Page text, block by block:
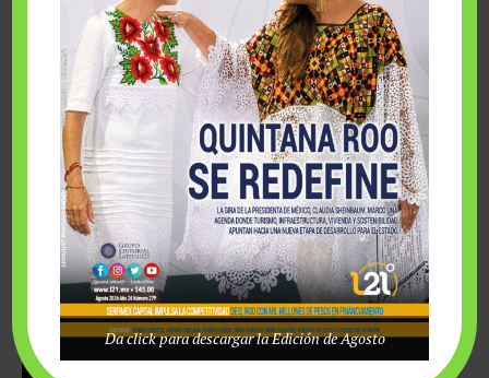
Fairmont Mayakoba y Make-A-Wish México unieron
esfuerzos para hacer realidad el deseo de una …
Da click para descargar la Edición de Agosto